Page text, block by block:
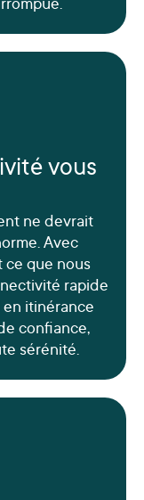
vous
ne devrait
Avec
ce que nous
rapide
en itinérance
confiance,
sérénité.